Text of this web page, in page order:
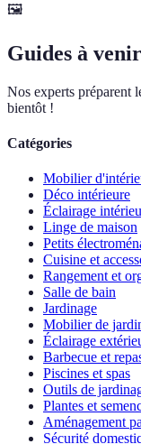
🖼️
Guides à venir
Nos experts préparent
bientôt !
Catégories
Mobilier
Déco intérieure
Éclairage
Linge de maison
Petits
Cuisine et
Rangement et
Salle de bain
Jardinage
Mobilier de
Éclairage
Barbecue et
Piscines et spas
Outils de
Plantes et
Aménagement
Sécurité